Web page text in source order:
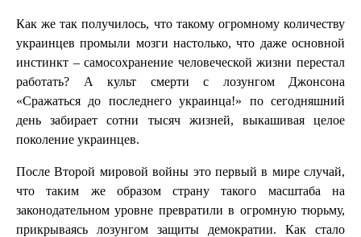
Как же так получилось, что такому огромному количеству
украинцев промыли мозги настолько, что даже основной
инстинкт – самосохранение человеческой жизни перестал
работать? А культ смерти с лозунгом Джонсона
«Сражаться до последнего украинца!» по сегодняшний
день забирает сотни тысяч жизней, выкашивая целое
поколение украинцев.
После Второй мировой войны это первый в мире случай,
что таким же образом страну такого масштаба на
законодательном уровне превратили в огромную тюрьму,
прикрываясь лозунгом защиты демократии. Как стало